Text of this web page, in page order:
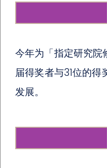
今年为「指定研究院
届得奖者与31位的
发展。